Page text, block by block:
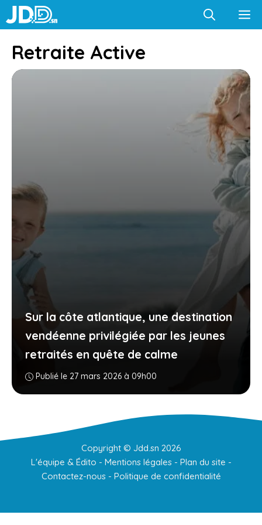
Aller
au
Retraite Active
Sur la côte atlantique, une destination
vendéenne privilégiée par les jeunes
retraités en quête de calme
Publié le 27 mars 2026 à 09h00
Copyright © Jdd.sn 2026
L'équipe & Édito - Mentions légales- Plan du site -
Contactez-nous- Politique de confidentialité